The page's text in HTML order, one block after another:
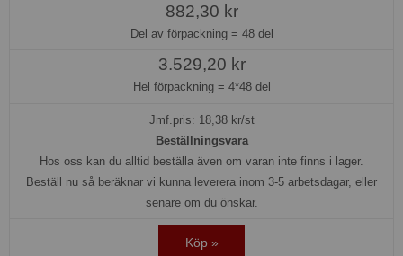
882,30 kr
Del av förpackning = 48 del
3.529,20 kr
Hel förpackning = 4*48 del
Jmf.pris: 18,38kr/st
Beställningsvara
Hos oss kan du alltid beställa även om varan inte finns i lager.
Beställ nu så beräknar vi kunna leverera inom 3-5 arbetsdagar, eller
senare om du önskar.
Köp »